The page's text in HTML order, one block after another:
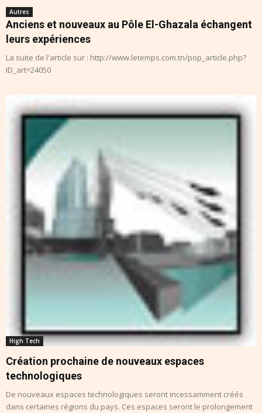
Autres
Anciens et nouveaux au Pôle El-Ghazala échangent
leurs expériences
La suite de l'article sur : http://www.letemps.com.tn/pop_article.php?
ID_art=24050
High Tech
Création prochaine de nouveaux espaces
technologiques
De nouveaux espaces technologiques seront incessamment créés
dans certaines régions du pays. Ces espaces seront le prolongement